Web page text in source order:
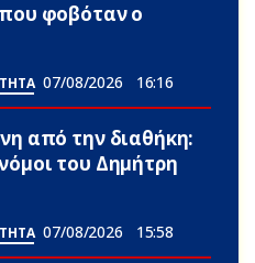
φοβόταν ο
07/08/2026 16:16
από την διαθήκη:
του Δημήτρη
07/08/2026 15:58